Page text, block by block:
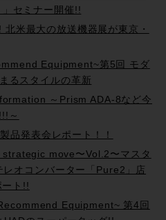
セミナー開催!!
米最大の放送機器展が東京・
Equipment~第5回 モダ
るスタイルの革新
～Prism ADA-8など今
～
品発表会レポート！！
move〜Vol.2〜マスタ
レオコンバーター「Pure2」店
ート!!
Equipment~ 第4回